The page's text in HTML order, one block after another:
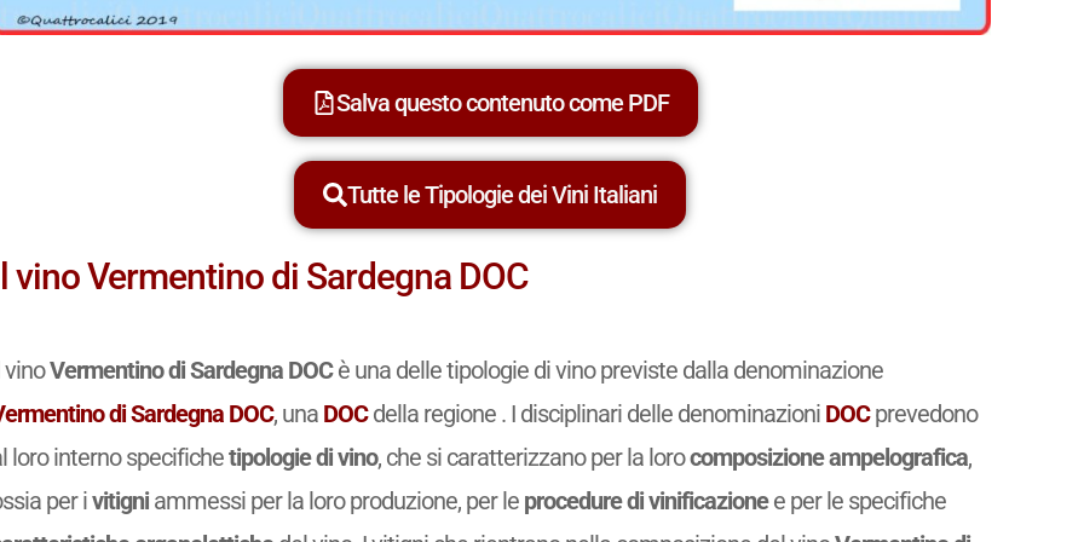
Salva questo contenuto come PDF
Tutte le Tipologie dei Vini Italiani
vino Vermentino di Sardegna DOC
vinoVermentino di Sardegna DOCè una delle tipologie di vino previste dalla denominazione
di Sardegna DOC, una DOCdella regione . I disciplinari delle denominazioni DOCprevedono
loro interno specifichetipologie di vino, che si caratterizzano per la lorocomposizione ampelografica,
per ivitigniammessi per la loro produzione, per le procedure di vinificazionee per le specifiche